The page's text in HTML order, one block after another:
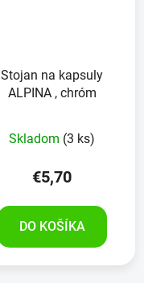
Stojan na kapsuly
ALPINA , chróm
Skladom (3 ks)
€5,70
DO KOŠÍKA